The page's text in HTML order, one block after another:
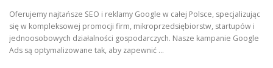
Oferujemy najtańsze SEO i reklamy Google w całej Polsce, specjalizując
się w kompleksowej promocji firm, mikroprzedsiębiorstw, startupów i
jednoosobowych działalności gospodarczych. Nasze kampanie Google
Ads są optymalizowane tak, aby zapewnić …